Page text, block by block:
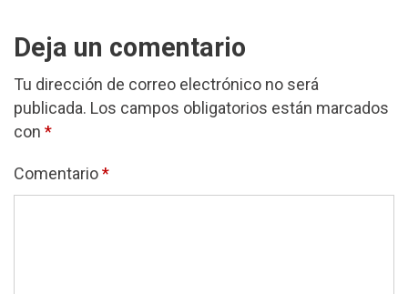
Deja un comentario
Tu dirección de correo electrónico no será
publicada. Los campos obligatorios están marcados
con *
Comentario*